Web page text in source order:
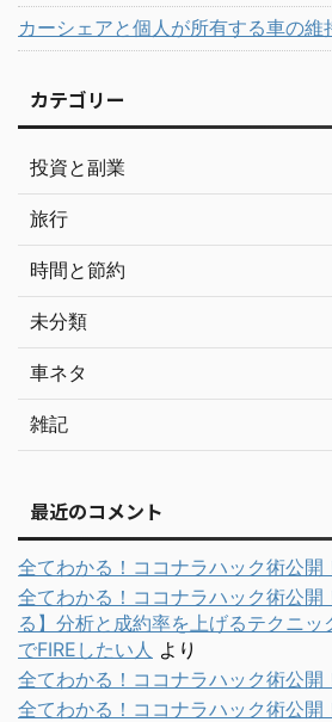
カーシェアと個人が所有する車の維
カテゴリー
投資と副業
旅行
時間と節約
未分類
車ネタ
雑記
最近のコメント
全てわかる！ココナラハック術公開
全てわかる！ココナラハック術公開
る】分析と成約率を上げるテクニ
でFIREしたい人 より
全てわかる！ココナラハック術公開
全てわかる！ココナラハック術公開